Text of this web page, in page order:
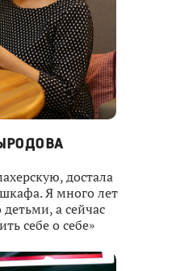
достала
Я много лет
а сейчас
себе о себе»